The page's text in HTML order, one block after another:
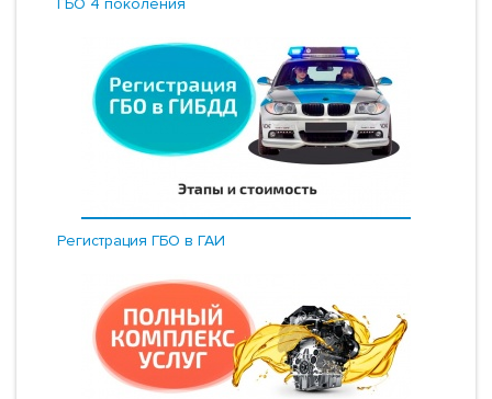
Регистрация ГБО в ГАИ